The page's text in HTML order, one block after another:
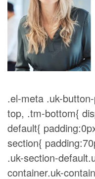
.el-meta .uk-
top, .tm-bottom{
default{
section{
.uk-section-
container.uk-